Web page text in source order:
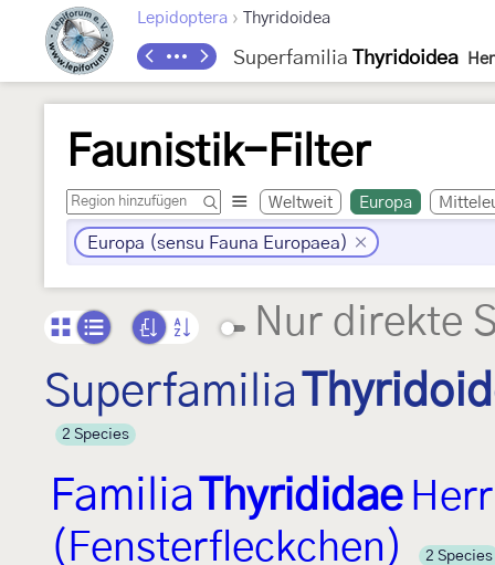
Lepidoptera › Thyridoidea
Superfamilia Thyridoidea
Faunistik-Filter
Weltweit Europa
Europa (sensu Fauna Europaea)
Nur direkte
Superfamilia
2 Species
Familia Thyrididae
(Fensterfleckchen)
2 Species